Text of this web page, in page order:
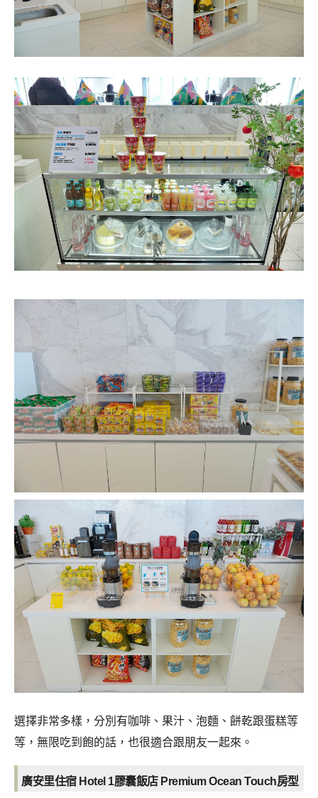
選擇非常多樣，分別有咖啡、果汁、泡麵、餅乾跟蛋糕等
等，無限吃到飽的話，也很適合跟朋友一起來。
廣安里住宿 Hotel 1膠囊飯店 Premium Ocean Touch房型